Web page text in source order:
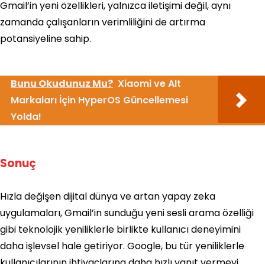
Gmail’in yeni özellikleri, yalnızca iletişimi değil, aynı
zamanda çalışanların verimliliğini de artırma
potansiyeline sahip.
Bunu Okudunuz Mu? Xiaomi ve Alt
Markaları İçin HyperOS Güncellemesi
Yolda!
Sonuç
Hızla değişen dijital dünya ve artan yapay zeka
uygulamaları, Gmail’in sunduğu yeni sesli arama özelliği
gibi teknolojik yeniliklerle birlikte kullanıcı deneyimini
daha işlevsel hale getiriyor. Google, bu tür yeniliklerle